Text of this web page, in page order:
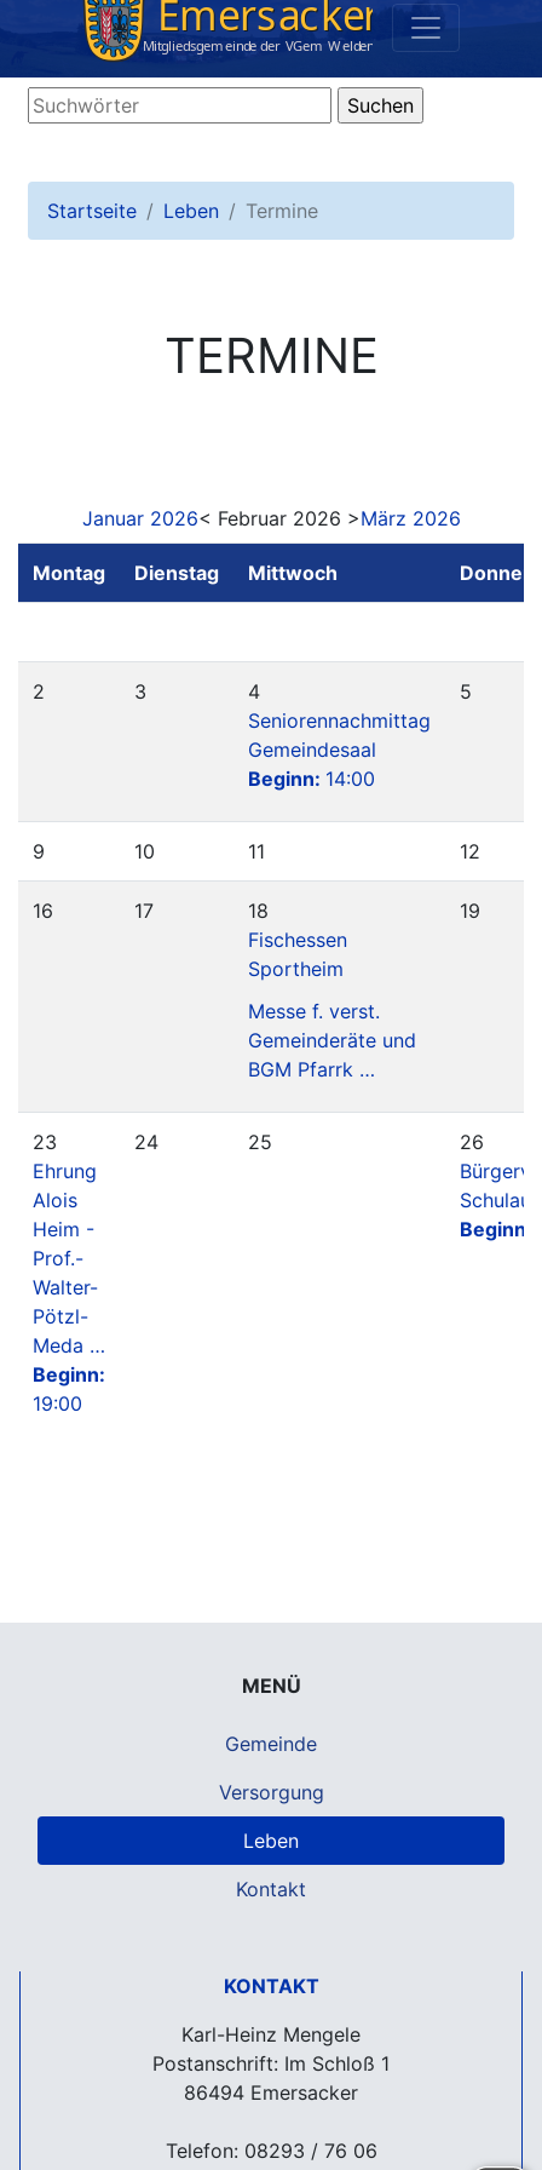
Startseite Leben Termine
TERMINE
Januar 2026< Februar 2026 >März 2026
Montag Dienstag Mittwoch
2 3
4
Seniorennachmittag
Gemeindesaal
Beginn: 14:00
5
9 10 11 12
16 17
18
Fischessen
Sportheim
Messe f. verst.
Gemeinderäte und
BGM Pfarrk …
19
23
Ehrung
Alois
Heim -
Prof.-
Walter-
Pötzl-
Meda …
Beginn:
19:00
24 25
26
Beginn:
MENÜ
Gemeinde
Versorgung
Leben
Kontakt
KONTAKT
Karl-Heinz Mengele
Postanschrift: Im Schloß 1
86494 Emersacker
Telefon: 08293 / 76 06